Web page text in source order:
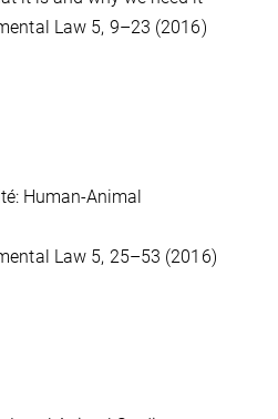
Law 5, 9–23 (2016)
Human-Animal
Law 5, 25–53 (2016)